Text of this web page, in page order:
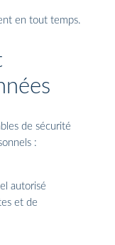
en tout temps.
de sécurité
:
autorisé
et de